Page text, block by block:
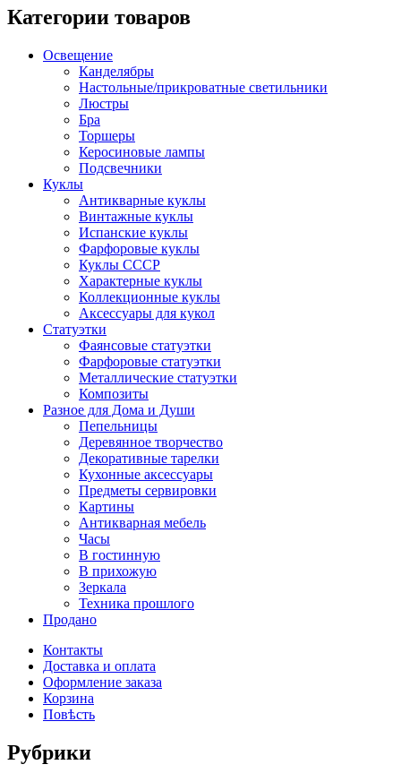
Категории товаров
Освещение
Канделябры
Настольные/прикроватные светильники
Люстры
Бра
Торшеры
Керосиновые лампы
Подсвечники
Куклы
Антикварные куклы
Винтажные куклы
Испанские куклы
Фарфоровые куклы
Куклы СССР
Характерные куклы
Коллекционные куклы
Аксессуары для кукол
Статуэтки
Фаянсовые статуэтки
Фарфоровые статуэтки
Металлические статуэтки
Композиты
Разное для Дома и Души
Пепельницы
Деревянное творчество
Декоративные тарелки
Кухонные аксессуары
Предметы сервировки
Картины
Антикварная мебель
Часы
В гостинную
В прихожую
Зеркала
Техника прошлого
Продано
Контакты
Доставка и оплата
Оформление заказа
Корзина
Повѣсть
Рубрики